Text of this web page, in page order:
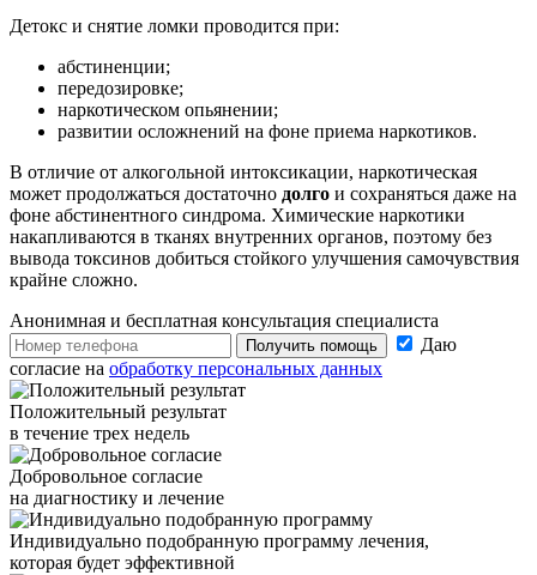
Детокс и снятие ломки проводится при:
абстиненции;
передозировке;
наркотическом опьянении;
развитии осложнений на фоне приема наркотиков.
В отличие от алкогольной интоксикации, наркотическая
может продолжаться достаточно долго и сохраняться даже на
фоне абстинентного синдрома. Химические наркотики
накапливаются в тканях внутренних органов, поэтому без
вывода токсинов добиться стойкого улучшения самочувствия
крайне сложно.
Анонимная и бесплатная консультация специалиста
Получить помощь
Даю
согласие на обработку персональных данных
Положительный результат
в течение трех недель
Добровольное согласие
на диагностику и лечение
Индивидуально подобранную программу лечения,
которая будет эффективной